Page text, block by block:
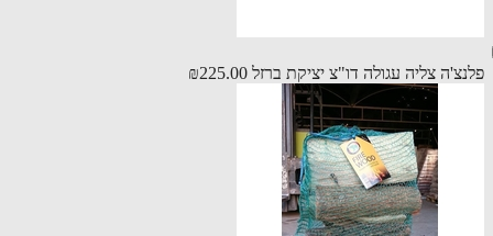
צליה עגולה דו"צ יציקת ברזל ₪225.00